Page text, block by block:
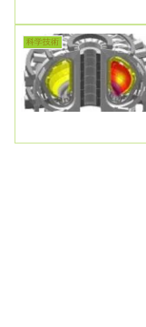
科学技術